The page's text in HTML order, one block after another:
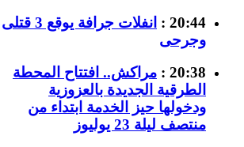
20:44 :
انفلات جرافة يوقع 3 قتلى
وجرحى
20:38 :
مراكش.. افتتاح المحطة
الطرقية الجديدة بالعزوزية
ودخولها حيز الخدمة ابتداء من
منتصف ليلة 23 يوليوز